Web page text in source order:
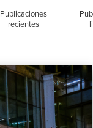
Publicaciones
recientes